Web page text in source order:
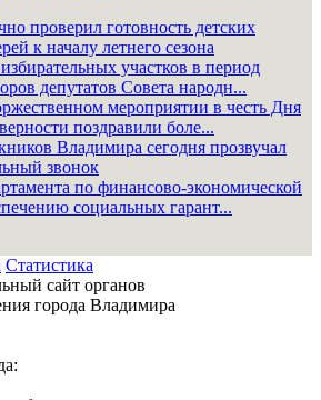
проверил готовность детских
к началу летнего сезона
участков в период
депутатов Совета народн...
мероприятии в честь Дня
поздравили боле...
Владимира сегодня прозвучал
звонок
по финансово-экономической
социальных гарант...
Статистика
сайт органов
города Владимира